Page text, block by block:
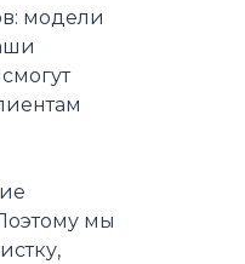
модели
мы